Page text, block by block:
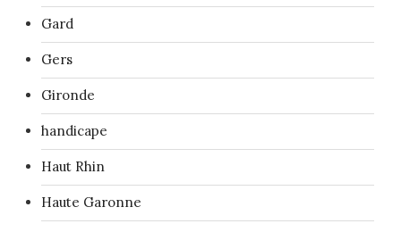
Gard
Gers
Gironde
handicape
Haut Rhin
Haute Garonne